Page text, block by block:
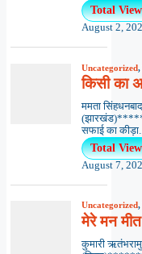
Total
August 2,
Uncategorized,
किसी का
ममता सिंहधनबाद
सफाई का
Total
August 7,
Uncategorized,
मेरे मन मीत
कुमारी